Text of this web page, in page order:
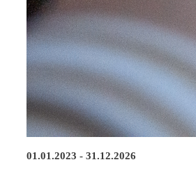
01.01.2023 - 31.12.2026